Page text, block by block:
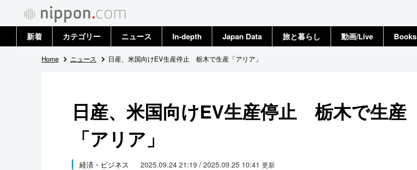
新着 カテゴリー
政治・外交
国際
文化
ニュース
トップ
In-depth Japan Data 旅と暮らし 動画/Live Books
Home ニュース 日産、米国向けEV生産停止 栃木で生産「アリア」
日産、米国向けEV生産停止 栃木で生産
「アリア」
経済・ビジネス 2025.09.24 21:19 / 2025.09.25 10:41 更新